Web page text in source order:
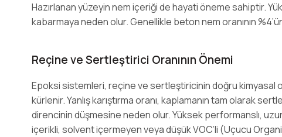
Hazırlanan yüzeyin nem içeriği de hayati öneme sahiptir.
kabarmaya neden olur. Genellikle beton nem oranının
Reçine ve Sertleştirici Oranının Önemi
Epoksi sistemleri, reçine ve sertleştiricinin doğru kimyasal
kürlenir. Yanlış karıştırma oranı, kaplamanın tam olarak
direncinin düşmesine neden olur. Yüksek performanslı,
içerikli, solvent içermeyen veya düşük VOC’li (Uçucu